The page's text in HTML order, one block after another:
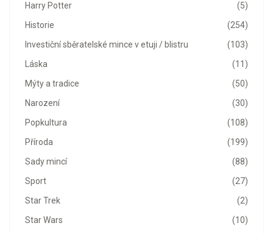
(5)
Harry Potter
(254)
Historie
(103)
Investiční sběratelské mince v etuji / blistru
(11)
Láska
(50)
Mýty a tradice
(30)
Narození
(108)
Popkultura
(199)
Příroda
(88)
Sady mincí
(27)
Sport
(2)
Star Trek
(10)
Star Wars